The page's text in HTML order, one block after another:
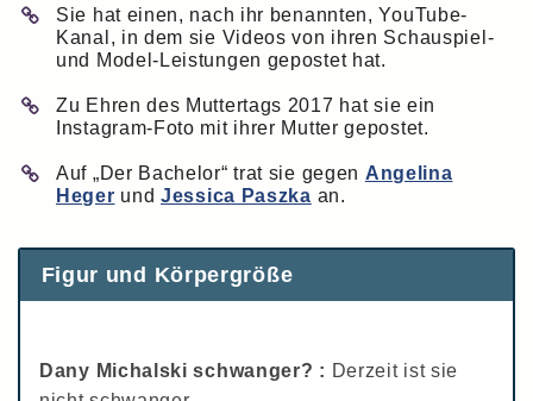
Sie hat einen, nach ihr benannten, YouTube-
Kanal, in dem sie Videos von ihren Schauspiel-
und Model-Leistungen gepostet hat.
Zu Ehren des Muttertags 2017 hat sie ein
Instagram-Foto mit ihrer Mutter gepostet.
Auf „Der Bachelor“ trat sie gegen Angelina
Heger und Jessica Paszka an.
Figur und Körpergröße
Dany Michalski schwanger? : Derzeit ist sie